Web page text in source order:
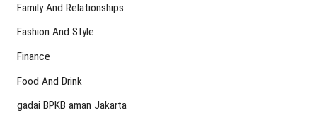
Family And Relationships
Fashion And Style
Finance
Food And Drink
gadai BPKB aman Jakarta